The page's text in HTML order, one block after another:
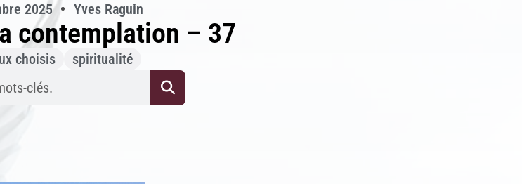
2025 Yves Raguin
contemplation – 37
choisis spiritualité